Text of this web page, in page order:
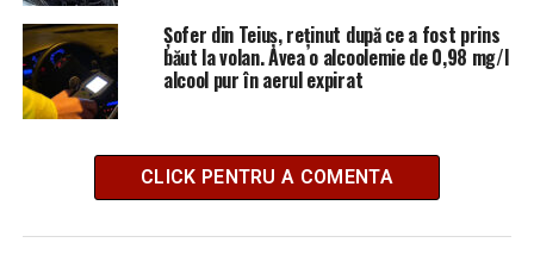
Șofer din Teiuș, reținut după ce a fost prins
băut la volan. Avea o alcoolemie de 0,98 mg/l
alcool pur în aerul expirat
CLICK PENTRU A COMENTA